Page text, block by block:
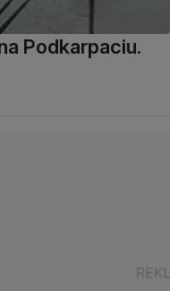
Podkarpaciu.